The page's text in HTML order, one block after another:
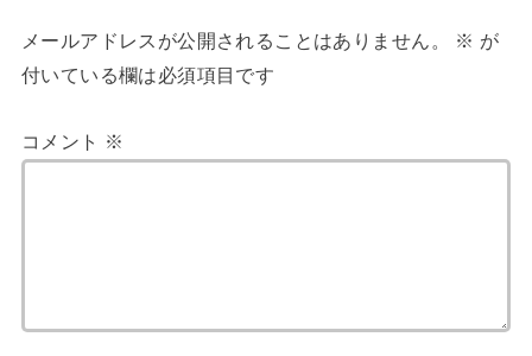
メールアドレスが公開されることはありません。 ※ が
付いている欄は必須項目です
コメント ※